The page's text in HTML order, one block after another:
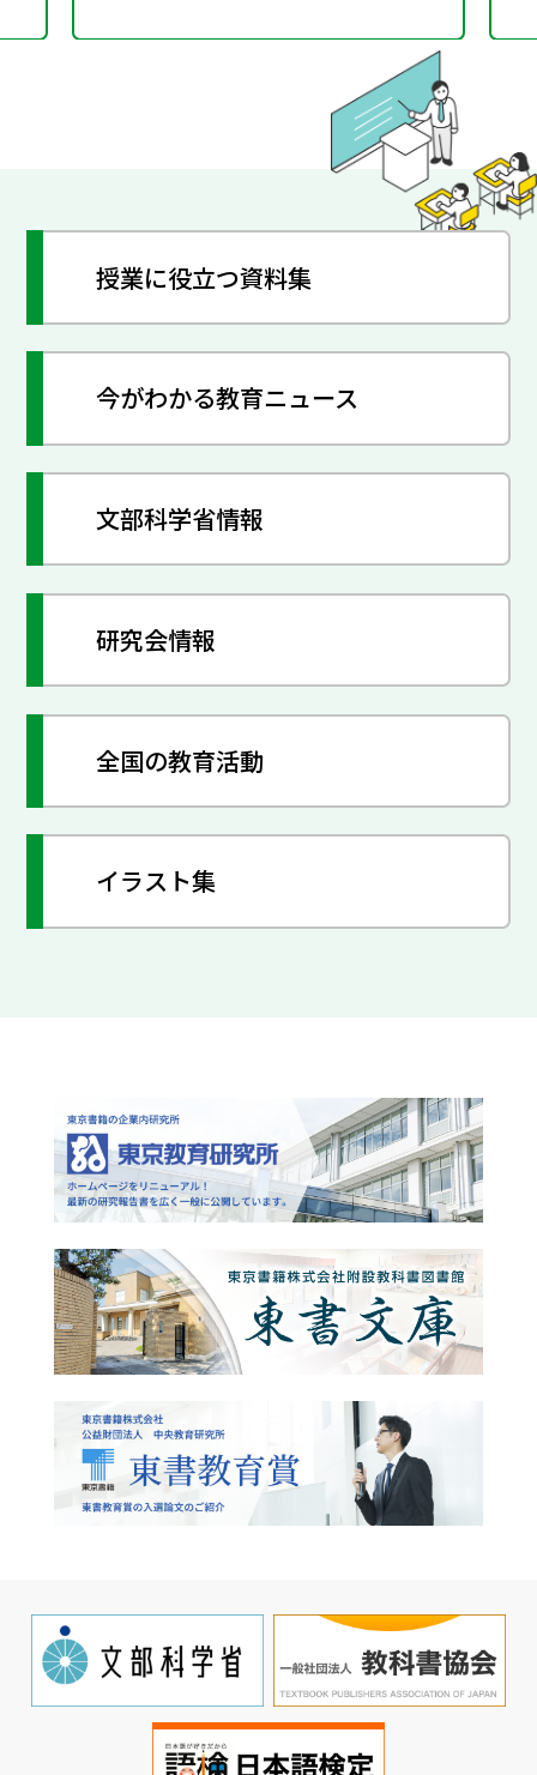
授業に役立つ資料集
今がわかる教育ニュース
文部科学省情報
研究会情報
全国の教育活動
イラスト集